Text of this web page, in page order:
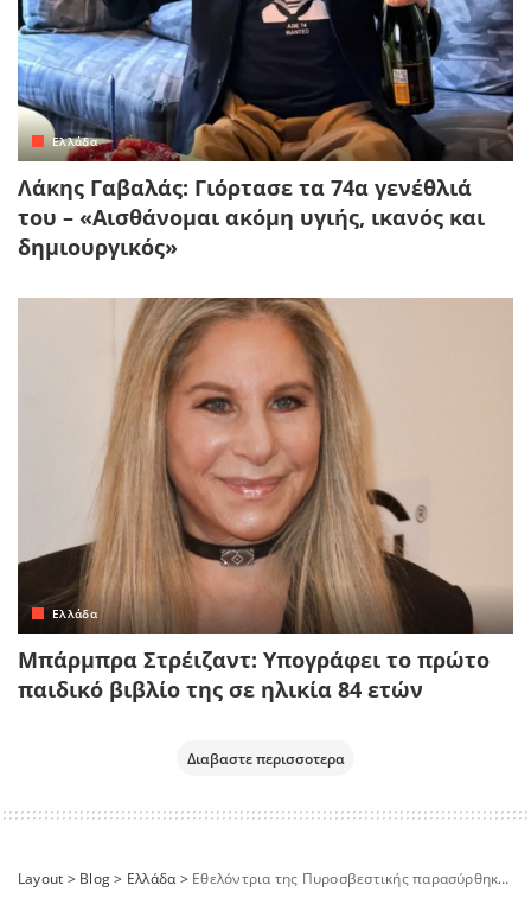
Ελλάδα
Λάκης Γαβαλάς: Γιόρτασε τα 74α γενέθλιά
του – «Αισθάνομαι ακόμη υγιής, ικανός και
δημιουργικός»
Ελλάδα
Μπάρμπρα Στρέιζαντ: Υπογράφει το πρώτο
παιδικό βιβλίο της σε ηλικία 84 ετών
Διαβαστε περισσοτερα
Layout > Blog> Ελλάδα> Εθελόντρια της Πυροσβεστικής παρασύρθηκε από αυτοκίνητο την ώρα κατάσβεσης φωτιάς στην Αθηνών – Λαμίας